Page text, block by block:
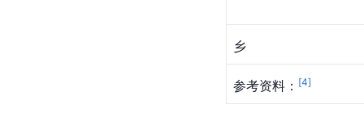
乡
参考资料： [4]